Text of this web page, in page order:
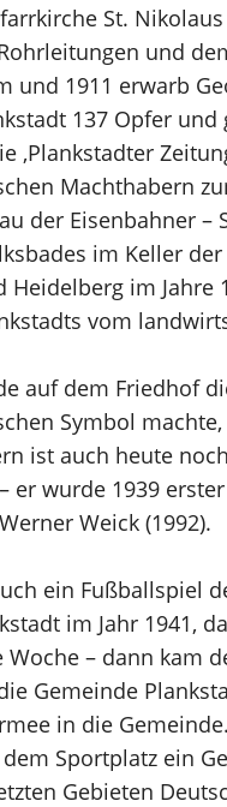
St.
und
und 1911 erwarb
137 Opfer
‚Plankstadter
Machthabern
der Eisenbahner –
im Keller
Heidelberg im
vom
auf dem Friedhof
Symbol
ist auch heute
er wurde 1939
Weick (1992).
ein Fußballspiel
im Jahr 1941,
Woche – dann kam
Gemeinde
in die
Sportplatz ein
Gebieten